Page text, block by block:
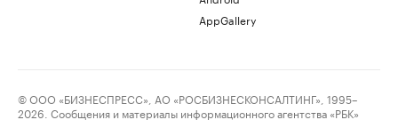
AppGallery
© ООО «БИЗНЕСПРЕСС», АО «РОСБИЗНЕСКОНСАЛТИНГ», 1995–
2026. Сообщения и материалы информационного агентства «РБК»